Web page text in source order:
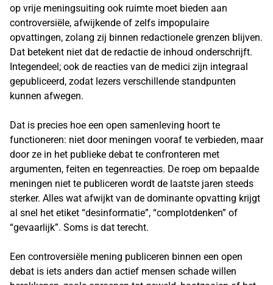
op vrije meningsuiting ook ruimte moet bieden aan
controversiële, afwijkende of zelfs impopulaire
opvattingen, zolang zij binnen redactionele grenzen blijven.
Dat betekent niet dat de redactie de inhoud onderschrijft.
Integendeel; ook de reacties van de medici zijn integraal
gepubliceerd, zodat lezers verschillende standpunten
kunnen afwegen.
Dat is precies hoe een open samenleving hoort te
functioneren: niet door meningen vooraf te verbieden, maar
door ze in het publieke debat te confronteren met
argumenten, feiten en tegenreacties. De roep om bepaalde
meningen niet te publiceren wordt de laatste jaren steeds
sterker. Alles wat afwijkt van de dominante opvatting krijgt
al snel het etiket “desinformatie”, “complotdenken” of
“gevaarlijk”. Soms is dat terecht.
Een controversiële mening publiceren binnen een open
debat is iets anders dan actief mensen schade willen